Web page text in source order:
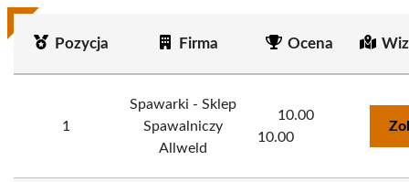
Pozycja Firma Ocena
1
Spawarki - Sklep
Spawalniczy
Allweld
10.00
10.00